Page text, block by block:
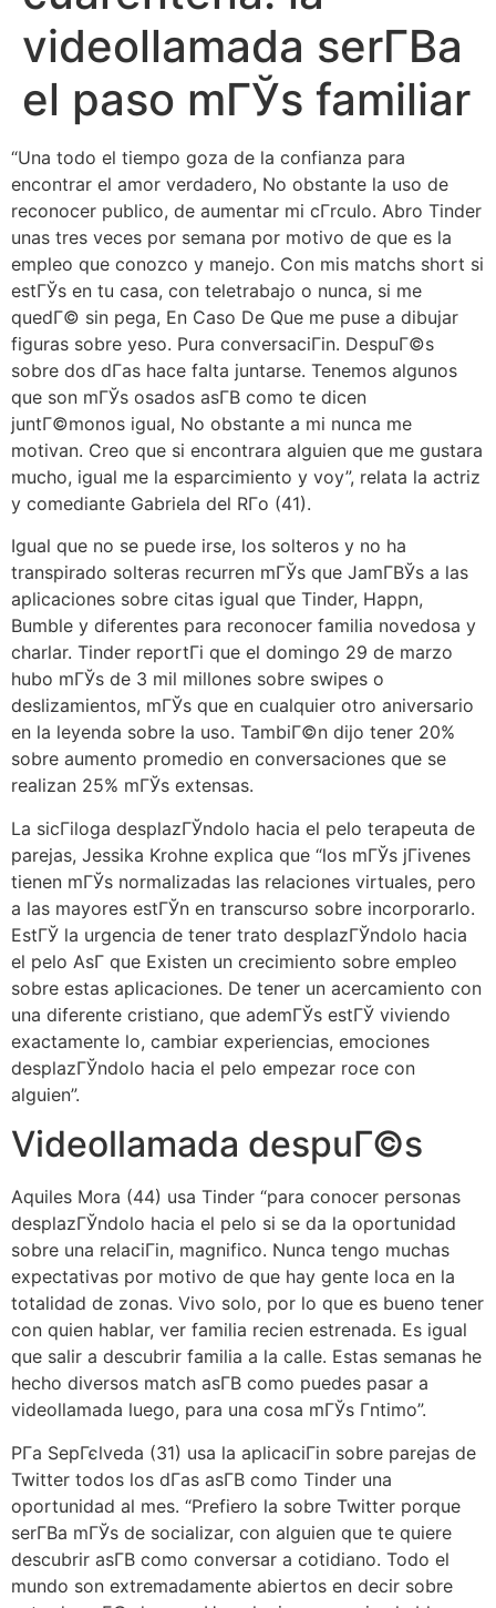
videollamada serГ­В­a
el paso mГЎs familiar
“Una todo el tiempo goza de la confianza para
encontrar el amor verdadero, No obstante la uso de
reconocer publico, de aumentar mi cГ­rculo. Abro Tinder
unas tres veces por semana por motivo de que es la
empleo que conozco y manejo. Con mis matchs short si
estГЎs en tu casa, con teletrabajo o nunca, si me
quedГ© sin pega, En Caso De Que me puse a dibujar
figuras sobre yeso. Pura conversaciГіn. DespuГ©s
sobre dos dГ­as hace falta juntarse. Tenemos algunos
que son mГЎs osados asГ­В­ como te dicen
juntГ©monos igual, No obstante a mi nunca me
motivan. Creo que si encontrara alguien que me gustara
mucho, igual me la esparcimiento y voy”, relata la actriz
y comediante Gabriela del RГ­o (41).
Igual que no se puede irse, los solteros y no ha
transpirado solteras recurren mГЎs que JamГ­ВЎs a las
aplicaciones sobre citas igual que Tinder, Happn,
Bumble y diferentes para reconocer familia novedosa y
charlar. Tinder reportГі que el domingo 29 de marzo
hubo mГЎs de 3 mil millones sobre swipes o
deslizamientos, mГЎs que en cualquier otro aniversario
en la leyenda sobre la uso. TambiГ©n dijo tener 20%
sobre aumento promedio en conversaciones que se
realizan 25% mГЎs extensas.
La sicГіloga desplazГЎndolo hacia el pelo terapeuta de
parejas, Jessika Krohne explica que “los mГЎs jГіvenes
tienen mГЎs normalizadas las relaciones virtuales, pero
a las mayores estГЎn en transcurso sobre incorporarlo.
EstГЎ la urgencia de tener trato desplazГЎndolo hacia
el pelo AsГ­ que Existen un crecimiento sobre empleo
sobre estas aplicaciones. De tener un acercamiento con
una diferente cristiano, que ademГЎs estГЎ viviendo
exactamente lo, cambiar experiencias, emociones
desplazГЎndolo hacia el pelo empezar roce con
alguien”.
Videollamada despuГ©s
Aquiles Mora (44) usa Tinder “para conocer personas
desplazГЎndolo hacia el pelo si se da la oportunidad
sobre una relaciГіn, magnifico. Nunca tengo muchas
expectativas por motivo de que hay gente loca en la
totalidad de zonas. Vivo solo, por lo que es bueno tener
con quien hablar, ver familia recien estrenada. Es igual
que salir a descubrir familia a la calle. Estas semanas he
hecho diversos match asГ­В­ como puedes pasar a
videollamada luego, para una cosa mГЎs Г­ntimo”.
PГ­a SepГєlveda (31) usa la aplicaciГіn sobre parejas de
Twitter todos los dГ­as asГ­В­ como Tinder una
oportunidad al mes. “Prefiero la sobre Twitter porque
serГ­В­a mГЎs de socializar, con alguien que te quiere
descubrir asГ­В­ como conversar a cotidiano. Todo el
mundo son extremadamente abiertos en decir sobre